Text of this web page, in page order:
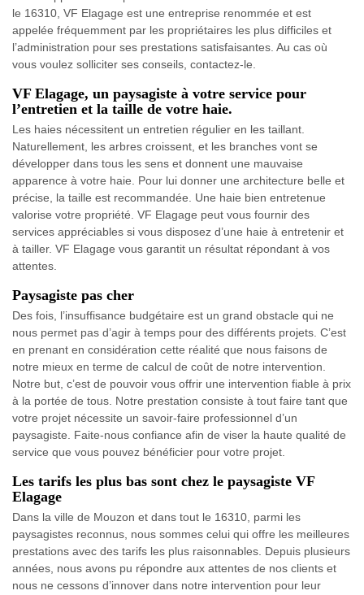
le 16310, VF Elagage est une entreprise renommée et est
appelée fréquemment par les propriétaires les plus difficiles et
l’administration pour ses prestations satisfaisantes. Au cas où
vous voulez solliciter ses conseils, contactez-le.
VF Elagage, un paysagiste à votre service pour
l’entretien et la taille de votre haie.
Les haies nécessitent un entretien régulier en les taillant.
Naturellement, les arbres croissent, et les branches vont se
développer dans tous les sens et donnent une mauvaise
apparence à votre haie. Pour lui donner une architecture belle et
précise, la taille est recommandée. Une haie bien entretenue
valorise votre propriété. VF Elagage peut vous fournir des
services appréciables si vous disposez d’une haie à entretenir et
à tailler. VF Elagage vous garantit un résultat répondant à vos
attentes.
Paysagiste pas cher
Des fois, l’insuffisance budgétaire est un grand obstacle qui ne
nous permet pas d’agir à temps pour des différents projets. C’est
en prenant en considération cette réalité que nous faisons de
notre mieux en terme de calcul de coût de notre intervention.
Notre but, c’est de pouvoir vous offrir une intervention fiable à prix
à la portée de tous. Notre prestation consiste à tout faire tant que
votre projet nécessite un savoir-faire professionnel d’un
paysagiste. Faite-nous confiance afin de viser la haute qualité de
service que vous pouvez bénéficier pour votre projet.
Les tarifs les plus bas sont chez le paysagiste VF
Elagage
Dans la ville de Mouzon et dans tout le 16310, parmi les
paysagistes reconnus, nous sommes celui qui offre les meilleures
prestations avec des tarifs les plus raisonnables. Depuis plusieurs
années, nous avons pu répondre aux attentes de nos clients et
nous ne cessons d’innover dans notre intervention pour leur